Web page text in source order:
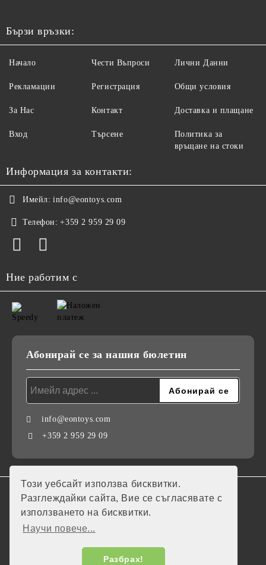
Този уебсайт използва бисквитки.
Разглеждайки сайта, Вие се съгласявате с
използването на бисквитки.
Научи повече...
Разбрах!
Бързи връзки:
Начало
Рекламации
За Нас
Вход
Чести Въпроси
Регистрация
Контакт
Търсене
Лични Данни
Общи условия
Доставка и плащане
Политика за
връщане на стоки
Информация за контакти:
Имейл: info@eontoys.com
Телефон: +359 2 959 29 09
Ние работим с
Абонирай се за нашия бюлетин
info@eontoys.com
+359 2 959 29 09
GDPR
Нашият онлайн магазин е 100% съобразен с GDPR.